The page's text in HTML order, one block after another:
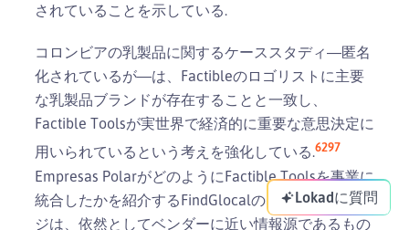
されていることを示している.
コロンビアの乳製品に関するケーススタディ―匿名
化されているが―は、Factibleのロゴリストに主要
な乳製品ブランドが存在することと一致し、
Factible Toolsが実世界で経済的に重要な意思決定に
用いられているという考えを強化している.6297
Empresas PolarがどのようにFactible Toolsを事業に
統合したかを紹介するFindGlocalのウェビナーペー
ジは、依然としてベンダーに近い情報源であるもの
Lokadに質問